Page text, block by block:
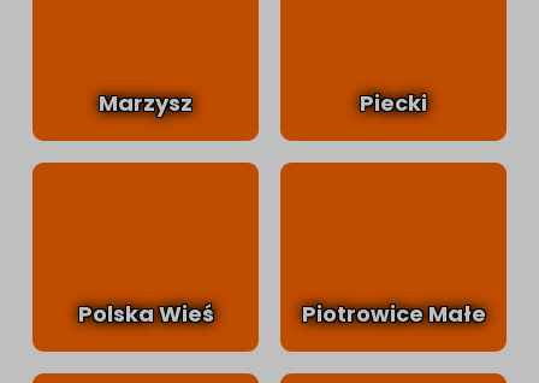
Marzysz Piecki
Polska Wieś Piotrowice Małe